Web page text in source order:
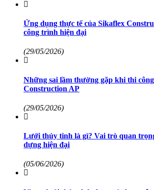
Ứng dụng thực tế của Sikaflex
công trình hiện đại
(29/05/2026)
Những sai lầm thường gặp khi thi
Construction AP
(29/05/2026)
Lưới thủy tinh là gì? Vai trò quan
dựng hiện đại
(05/06/2026)